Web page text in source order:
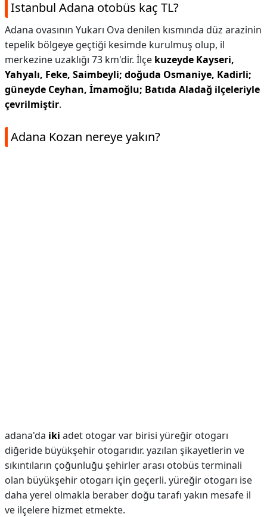
Istanbul Adana otobüs kaç TL?
Adana ovasının Yukarı Ova denilen kısmında düz arazinin
tepelik bölgeye geçtiği kesimde kurulmuş olup, il
merkezine uzaklığı 73 km'dir. İlçe kuzeyde Kayseri,
Yahyalı, Feke, Saimbeyli; doğuda Osmaniye, Kadirli;
güneyde Ceyhan, İmamoğlu; Batıda Aladağ ilçeleriyle
çevrilmiştir.
Adana Kozan nereye yakın?
adana'da iki adet otogar var birisi yüreğir otogarı
diğeride büyükşehir otogarıdır. yazılan şikayetlerin ve
sıkıntıların çoğunluğu şehirler arası otobüs terminali
olan büyükşehir otogarı için geçerli. yüreğir otogarı ise
daha yerel olmakla beraber doğu tarafı yakın mesafe il
ve ilçelere hizmet etmekte.